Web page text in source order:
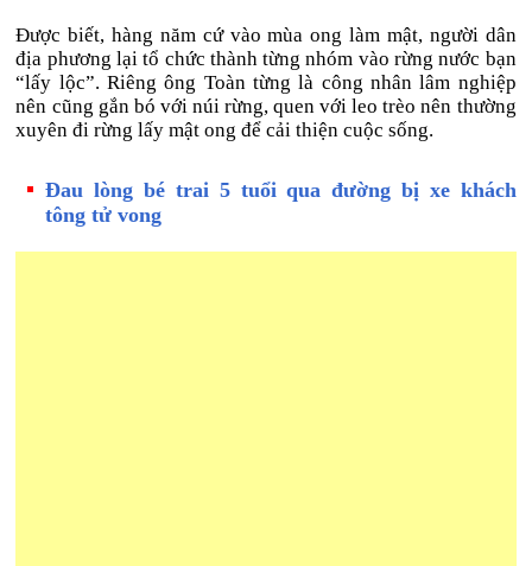
Được biết, hàng năm cứ vào mùa ong làm mật, người dân
địa phương lại tổ chức thành từng nhóm vào rừng nước bạn
“lấy lộc”. Riêng ông Toàn từng là công nhân lâm nghiệp
nên cũng gắn bó với núi rừng, quen với leo trèo nên thường
xuyên đi rừng lấy mật ong để cải thiện cuộc sống.
Đau lòng bé trai 5 tuổi qua đường bị xe khách
tông tử vong